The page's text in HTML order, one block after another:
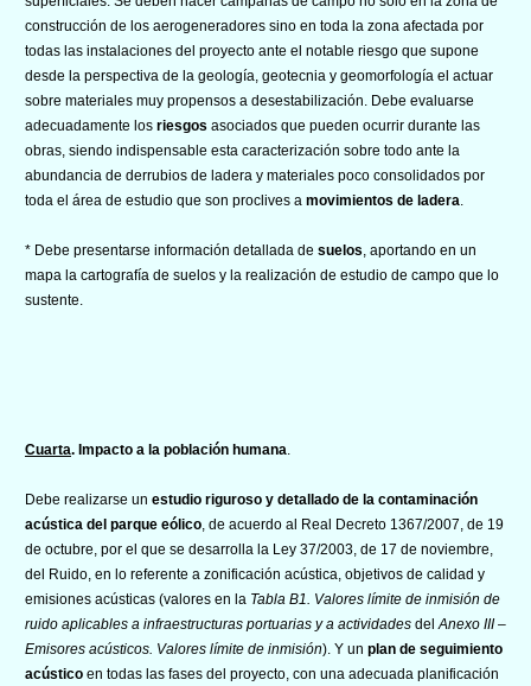
construcción de los aerogeneradores sino en toda la zona afectada por
todas las instalaciones del proyecto ante el notable riesgo que supone
desde la perspectiva de la geología, geotecnia y geomorfología el actuar
sobre materiales muy propensos a desestabilización. Debe evaluarse
adecuadamente los riesgos asociados que pueden ocurrir durante las
obras, siendo indispensable esta caracterización sobre todo ante la
abundancia de derrubios de ladera y materiales poco consolidados por
toda el área de estudio que son proclives a movimientos de ladera
* Debe presentarse información detallada de suelos , aportando en un
mapa la cartografía de suelos y la realización de estudio de campo que lo
sustente.
Cuarta. Impacto a la población humana
Debe realizarse un estudio riguroso y detallado de la contaminación
acústica del parque eólico , de acuerdo al Real Decreto 1367/2007, de 19
de octubre, por el que se desarrolla la Ley 37/2003, de 17 de noviembre,
del Ruido, en lo referente a zonificación acústica, objetivos de calidad y
emisiones acústicas (valores en la Tabla B1. Valores límite de inmisión de
ruido aplicables a infraestructuras portuarias y a actividades del Anexo III –
Emisores acústicos. Valores límite de inmisión). Y un plan de seguimiento
acústico en todas las fases del proyecto, con una adecuada planificación